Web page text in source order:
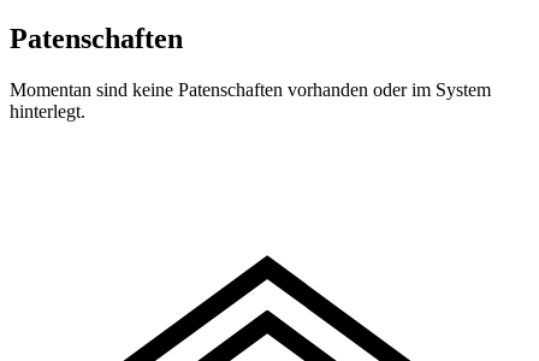
Patenschaften
Momentan sind keine Patenschaften vorhanden oder im System
hinterlegt.